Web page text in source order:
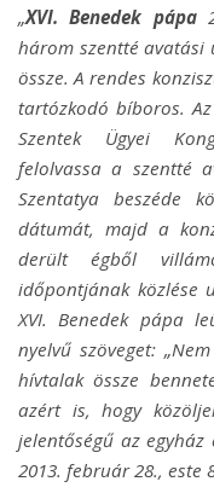
„XVI. Benedek pápa
három szentté avatási
össze. A rendes
tartózkodó bíboros.
Szentek Ügyei
felolvassa a szentté
Szentatya beszéde
dátumát, majd a
derült égből
időpontjának közlése
XVI. Benedek pápa
nyelvű szöveget:
hívtalak össze
azért is, hogy
jelentőségű az egyház
2013. február 28., este